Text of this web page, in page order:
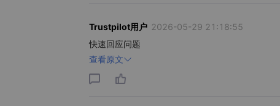
Trustpilot用户 2026-05-29 21:18:55
快速回应问题
查看原文